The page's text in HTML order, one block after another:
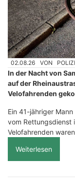
02.08.26 VON
In der Nacht von
auf der
Velofahrenden
Ein 41-jähriger
vom Rettungsdienst
Velofahrenden
Weiterlesen